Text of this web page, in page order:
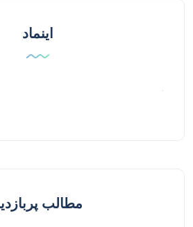
اینماد
مطالب پربازدید